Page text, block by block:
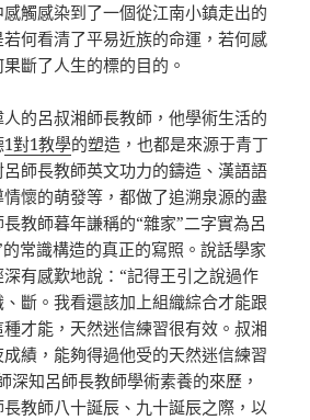
觸感染到了一個從江南小鎮走出的
何看清了平易近族的命運，若何感
斷了人生的標的目的。
的呂叔湘師長教師，他學術生活的
1對1教學的塑造，也都是來源于青丁
師長教師英文功力的鑄造、漢語語
懷的萌發等，都做了追溯泉源的盡
教師暮年謙稱的“雜家”二字實為呂
常識構造的真正的寫照。說話學家
有感歎地說：“記得王引之說過作
斷。我看還該加上組織綜合才能跟
才能，天然迷信練習很有效。叔湘
績，能夠得過他受的天然迷信練習
深知呂師長教師學術素養的來歷，
教師八十誕辰、九十誕辰之際，以